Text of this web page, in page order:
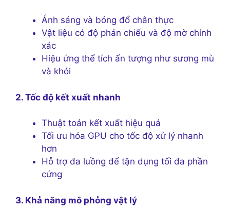
Ánh sáng và bóng đổ chân thực
Vật liệu có độ phản chiếu và độ mờ chính
xác
Hiệu ứng thể tích ấn tượng như sương mù
và khói
2. Tốc độ kết xuất nhanh
Thuật toán kết xuất hiệu quả
Tối ưu hóa GPU cho tốc độ xử lý nhanh
hơn
Hỗ trợ đa luồng để tận dụng tối đa phần
cứng
3. Khả năng mô phỏng vật lý